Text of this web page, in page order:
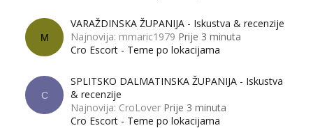
M
VARAŽDINSKA ŽUPANIJA - Iskustva & recenzije
Najnovija: mmaric1979 Prije 3 minuta
Cro Escort - Teme po lokacijama
C
SPLITSKO DALMATINSKA ŽUPANIJA - Iskustva
& recenzije
Najnovija: CroLover Prije 3 minuta
Cro Escort - Teme po lokacijama